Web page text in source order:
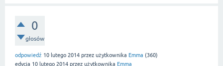
0
głosów
odpowiedź 10 lutego 2014 przez użytkownika Emma (360)
edycja 10 lutego 2014 przez użytkownika Emma